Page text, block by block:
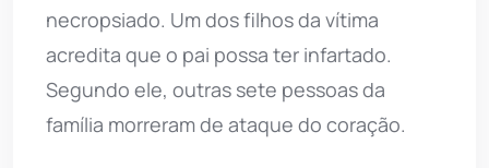
necropsiado. Um dos filhos da vítima
acredita que o pai possa ter infartado.
Segundo ele, outras sete pessoas da
família morreram de ataque do coração.